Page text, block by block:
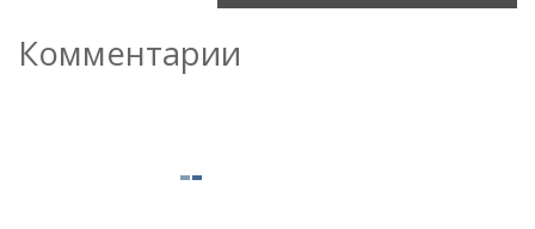
Комментарии